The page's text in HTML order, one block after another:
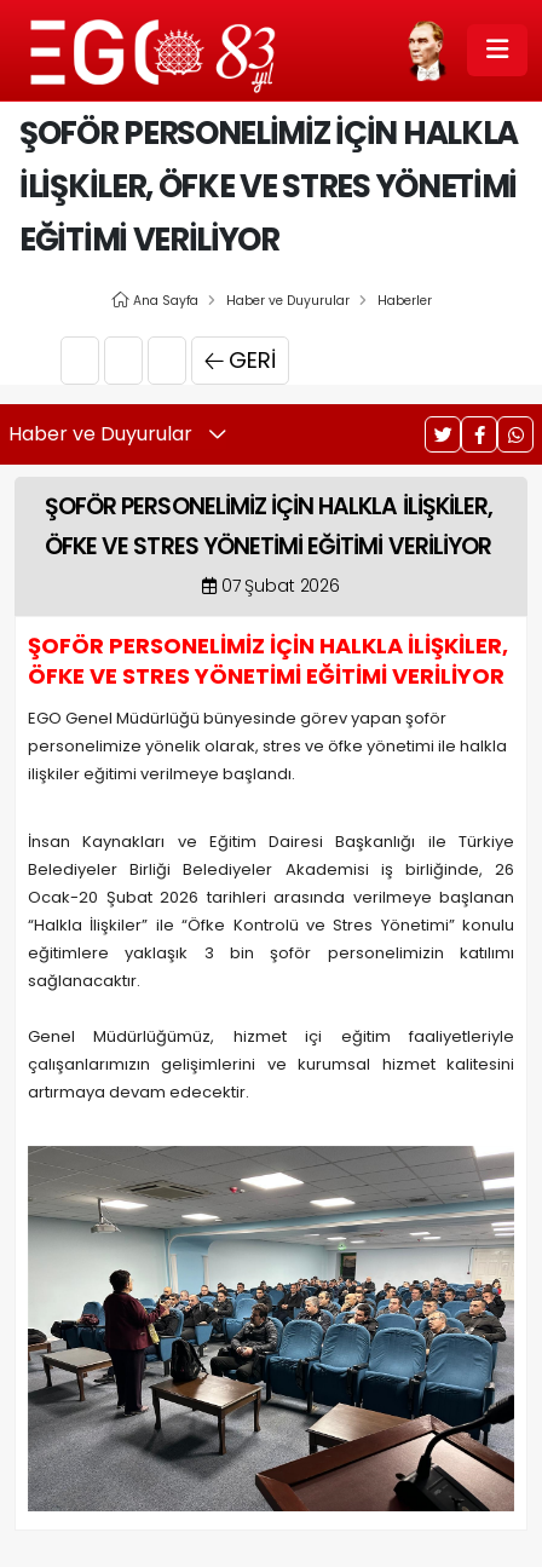
ŞOFÖR PERSONELİMİZ İÇİN HALKLA
İLİŞKİLER, ÖFKE VE STRES YÖNETİMİ
EĞİTİMİ VERİLİYOR
Ana Sayfa Haber ve Duyurular Haberler
GERI
Haber ve Duyurular
ŞOFÖR PERSONELİMİZ İÇİN HALKLA İLİŞKİLER,
ÖFKE VE STRES YÖNETİMİ EĞİTİMİ VERİLİYOR
07 Şubat 2026
ŞOFÖR PERSONELİMİZ İÇİN HALKLA İLİŞKİLER,
ÖFKE VE STRES YÖNETİMİ EĞİTİMİ VERİLİYOR
EGO Genel Müdürlüğü bünyesinde görev yapan şoför
personelimize yönelik olarak, stres ve öfke yönetimi ile halkla
ilişkiler eğitimi verilmeye başlandı.
İnsan Kaynakları ve Eğitim Dairesi Başkanlığı ile Türkiye
Belediyeler Birliği Belediyeler Akademisi iş birliğinde, 26
Ocak-20 Şubat 2026 tarihleri arasında verilmeye başlanan
“Halkla İlişkiler” ile “Öfke Kontrolü ve Stres Yönetimi” konulu
eğitimlere yaklaşık 3 bin şoför personelimizin katılımı
sağlanacaktır.
Genel Müdürlüğümüz, hizmet içi eğitim faaliyetleriyle
çalışanlarımızın gelişimlerini ve kurumsal hizmet kalitesini
artırmaya devam edecektir.